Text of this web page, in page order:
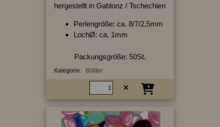
hergestellt in Gablonz / Tschechien
Perlengröße: ca. 8/7/2,5mm
LochØ: ca. 1mm
Packungsgröße: 50St.
Kategorie: Blätter